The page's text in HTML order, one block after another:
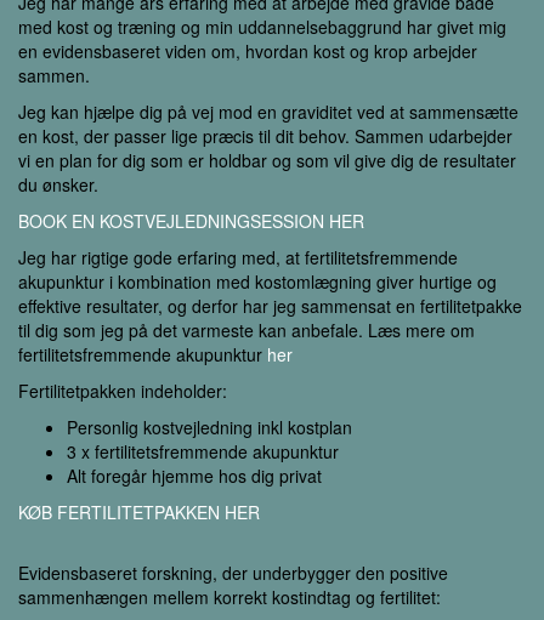
med kost og træning og min uddannelsebaggrund har givet mig
en evidensbaseret viden om, hvordan kost og krop arbejder
sammen.
Jeg kan hjælpe dig på vej mod en graviditet ved at sammensætte
en kost, der passer lige præcis til dit behov. Sammen udarbejder
vi en plan for dig som er holdbar og som vil give dig de resultater
du ønsker.
BOOK EN KOSTVEJLEDNINGSESSION HER
Jeg har rigtige gode erfaring med, at fertilitetsfremmende
akupunktur i kombination med kostomlægning giver hurtige og
effektive resultater, og derfor har jeg sammensat en fertilitetpakke
til dig som jeg på det varmeste kan anbefale. Læs mere om
fertilitetsfremmende akupunktur her
Fertilitetpakken indeholder:
Personlig kostvejledning inkl kostplan
3 x fertilitetsfremmende akupunktur
Alt foregår hjemme hos dig privat
KØB FERTILITETPAKKEN HER
Evidensbaseret forskning, der underbygger den positive
sammenhængen mellem korrekt kostindtag og fertilitet: